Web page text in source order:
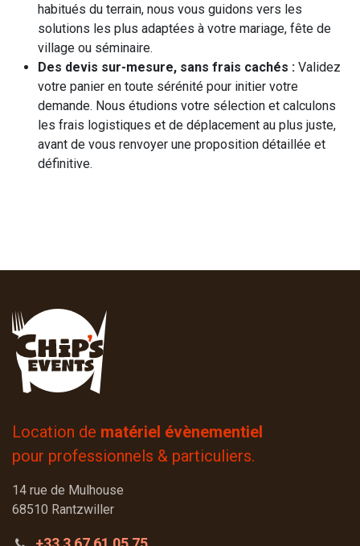
habitués du terrain, nous vous guidons vers les
solutions les plus adaptées à votre mariage, fête de
village ou séminaire.
Des devis sur-mesure, sans frais cachés : Validez
votre panier en toute sérénité pour initier votre
demande. Nous étudions votre sélection et calculons
les frais logistiques et de déplacement au plus juste,
avant de vous renvoyer une proposition détaillée et
définitive.
Location de matériel évènementiel
pour professionnels & particuliers.
14 rue de Mulhouse
68510 Rantzwiller